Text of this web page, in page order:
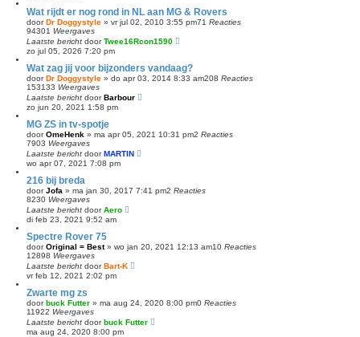
d
z
e
k
n
Wat rijdt er nog rond in NL aan MG & Rovers
doorDr Doggystyle » vr jul 02, 2010 3:55 pm71 Reacties
94301 Weergaves
Laatste bericht doorTwee16Rcon1590
zo jul 05, 2026 7:20 pm
Wat zag jij voor bijzonders vandaag?
doorDr Doggystyle » do apr 03, 2014 8:33 am208 Reacties
153133 Weergaves
Laatste bericht doorBarbour
zo jun 20, 2021 1:58 pm
MG ZS in tv-spotje
doorOmeHenk » ma apr 05, 2021 10:31 pm2 Reacties
7903 Weergaves
Laatste bericht doorMARTIN
wo apr 07, 2021 7:08 pm
216 bij breda
doorJofa » ma jan 30, 2017 7:41 pm2 Reacties
8230 Weergaves
Laatste bericht doorAero
di feb 23, 2021 9:52 am
Spectre Rover 75
doorOriginal = Best» wo jan 20, 2021 12:13 am10 Reacties
12898 Weergaves
Laatste bericht doorBart-K
vr feb 12, 2021 2:02 pm
Zwarte mg zs
doorbuck Futter » ma aug 24, 2020 8:00 pm0 Reacties
11922 Weergaves
Laatste bericht doorbuck Futter
ma aug 24, 2020 8:00 pm